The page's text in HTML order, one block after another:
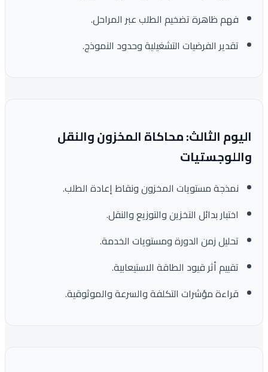
فهم ظاهرة تضخيم الطلب عبر المراحل.
تقدير الفرضيات التشغيلية وحدود النموذج.
اليوم الثالث: محاكاة المخزون والنقل
واللوجستيات
نمذجة مستويات المخزون ونقاط إعادة الطلب.
اختبار بدائل التخزين والتوزيع والنقل.
تحليل زمن الدورة ومستويات الخدمة.
تقييم أثر قيود الطاقة الاستيعابية.
قراءة مؤشرات التكلفة والسرعة والموثوقية.